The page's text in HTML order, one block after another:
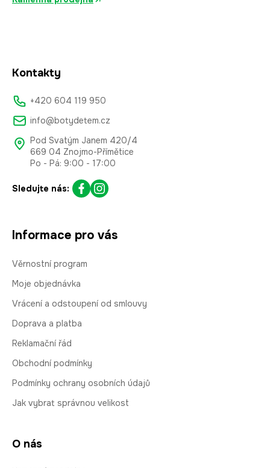
Kontakty
+420 604 119 950
info@botydetem.cz
Pod Svatým Janem 420/4
669 04 Znojmo-Přímětice
Po - Pá: 9:00 - 17:00
Sledujte nás:
Informace pro vás
Věrnostní program
Moje objednávka
Vrácení a odstoupení od smlouvy
Doprava a platba
Reklamační řád
Obchodní podmínky
Podmínky ochrany osobních údajů
Jak vybrat správnou velikost
O nás